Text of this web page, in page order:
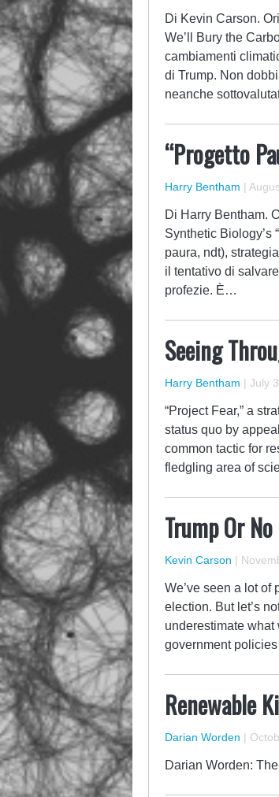
Di Kevin Carson.
We’ll Bury the
cambiamenti
di Trump. Non
neanche
“Progetto
Harry Bentham |
Di Harry Bentham.
Synthetic Biology’s
paura, ndt),
il tentativo di
profezie. È…
Seeing
Harry Bentham | July
“Project Fear,” a
status quo by
common tactic for
fledgling area of
Trump Or
Kevin Carson |
We’ve seen a lot of
election. But let’s
underestimate what
government
Renewable
Darian Worden |
Darian Worden: